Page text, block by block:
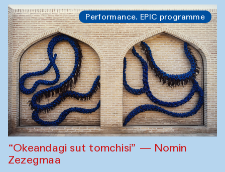
Performance. EPIC programme
“Okeandagi sut tomchisi” — Nomin
Zezegmaa